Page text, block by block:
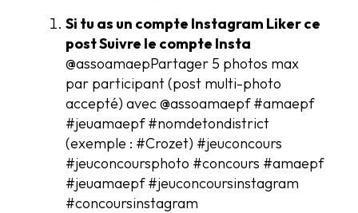
Si tu as un compte Instagram Liker ce
post Suivre le compte Insta
@assoamaepPartager 5 photos max
par participant (post multi-photo
accepté) avec @assoamaepf #amaepf
#jeuamaepf #nomdetondistrict
(exemple : #Crozet) #jeuconcours
#jeuconcoursphoto #concours #amaepf
#jeuamaepf #jeuconcoursinstagram
#concoursinstagram